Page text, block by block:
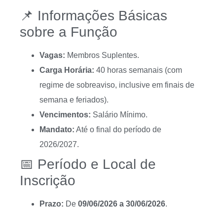
📌 Informações Básicas
sobre a Função
Vagas: Membros Suplentes.
Carga Horária: 40 horas semanais (com
regime de sobreaviso, inclusive em finais de
semana e feriados).
Vencimentos: Salário Mínimo.
Mandato: Até o final do período de
2026/2027.
📅 Período e Local de
Inscrição
Prazo: De 09/06/2026 a 30/06/2026.